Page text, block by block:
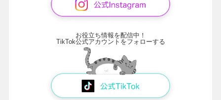
お役立ち情報を配信中！
TikTok公式アカウントをフォローする